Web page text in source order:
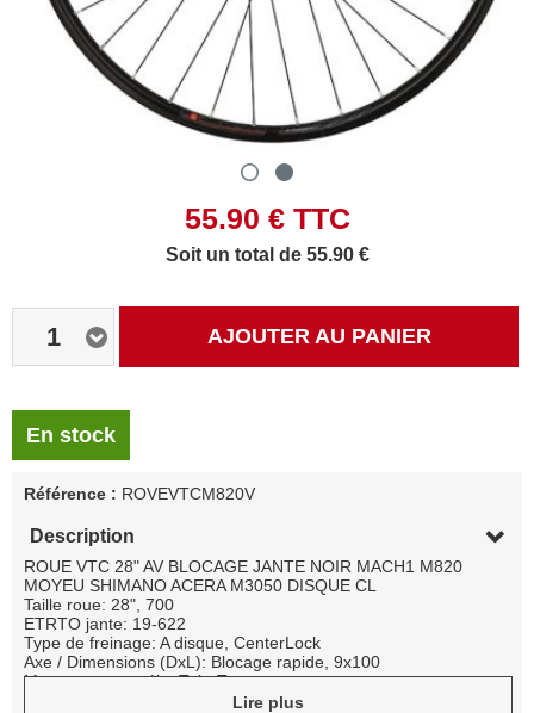
55.90 € TTC
Soit un total de 55.90 €
1 AJOUTER AU PANIER
En stock
Référence : ROVEVTCM820V
Description
ROUE VTC 28" AV BLOCAGE JANTE NOIR MACH1 M820
MOYEU SHIMANO ACERA M3050 DISQUE CL
Taille roue: 28", 700
ETRTO jante: 19-622
Type de freinage: A disque, CenterLock
Axe / Dimensions (DxL): Blocage rapide, 9x100
Montage pneu vélo: TubeType
Caractéristiques jante: Aluminium, Noir, Double paroi, Œillets, 32
Lire plus